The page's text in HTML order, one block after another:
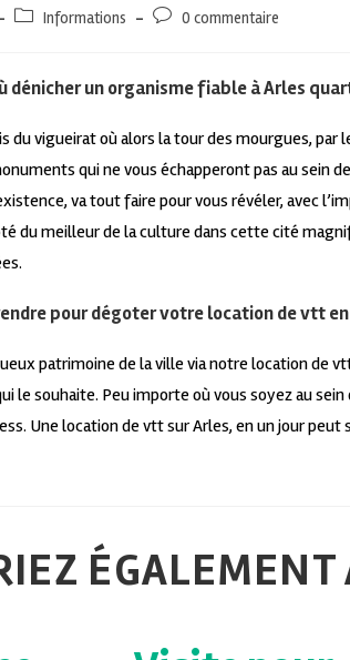
Informations 0 commentaire
dénicher un organisme fiable à Arles
du vigueirat où alors la tour des mourgues,
qui ne vous échapperont pas au sein
va tout faire pour vous révéler, avec
du meilleur de la culture dans cette cité
pour dégoter votre location de vtt
patrimoine de la ville via notre location de
le souhaite. Peu importe où vous soyez au
Une location de vtt sur Arles, en un jour peut
ÉGALEMENT